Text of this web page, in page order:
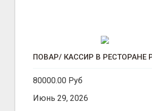
80000.00 Руб
Июнь 29, 2026